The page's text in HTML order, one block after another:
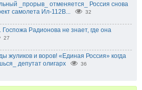
_прорыв_ отменяется_ Россия снова
самолета Ил-112В...
32
Радионова не знает, где она
27
жуликов и воров! «Единая Россия» когда
депутат олигарх
36